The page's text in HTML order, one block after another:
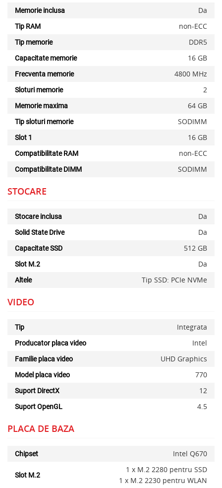
Memorie inclusa Da
Tip RAM non-ECC
Tip memorie DDR5
Capacitate memorie 16 GB
Frecventa memorie 4800 MHz
Sloturi memorie 2
Memorie maxima 64 GB
Tip sloturi memorie SODIMM
Slot 1 16 GB
Compatibilitate RAM non-ECC
Compatibilitate DIMM SODIMM
STOCARE
Stocare inclusa Da
Solid State Drive Da
Capacitate SSD 512 GB
Slot M.2 Da
Altele Tip SSD: PCIe NVMe
VIDEO
Tip Integrata
Producator placa video Intel
Familie placa video UHD Graphics
Model placa video 770
Suport DirectX 12
Suport OpenGL 4.5
PLACA DE BAZA
Chipset Intel Q670
Slot M.2
1 x M.2 2280 pentru SSD
1 x M.2 2230 pentru WLAN
x